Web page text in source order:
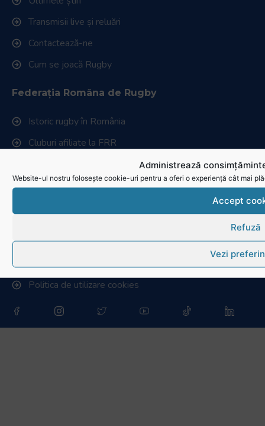
Administrează
Website-ul nostru folosește cookie-uri pentru a oferi o experiență cât mai
Accept
Refuză
Vezi
Transmisii live și reluări
Contactează-ne
Cum se joacă Rugby
Federația Româna de Rugby
Istoric rugby în România
Cluburi afiliate la FRR
Stadionul național de rugby
Conducere, comisii și departamente
Download
Politica de utilizare cookies